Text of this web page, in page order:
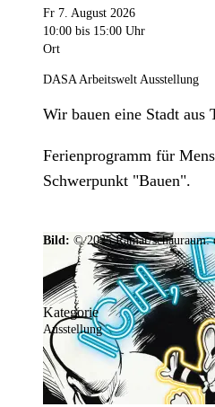
Fr 7. August 2026
10:00 bis 15:00 Uhr
Ort
DASA Arbeitswelt Ausstellung
Wir bauen eine Stadt aus
Ferienprogramm für
Schwerpunkt "Bauen".
Bild: © 2025 Ramar/schauraum:
Kategorie
Ausstellung